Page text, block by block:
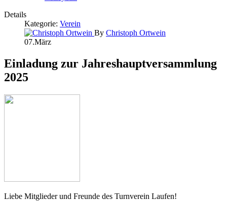
Details
Kategorie: Verein
By Christoph Ortwein
07.März
Einladung zur Jahreshauptversammlung
2025
Liebe Mitglieder und Freunde des Turnverein Laufen!